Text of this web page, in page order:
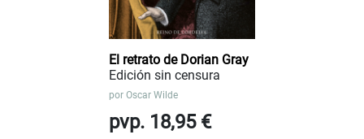
El retrato de Dorian Gray
Edición sin censura
por Oscar Wilde
pvp. 18,95 €